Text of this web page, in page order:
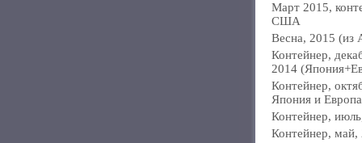
Март 2015,
США
Весна, 2015 (из
Контейнер,
2014
Контейнер,
Япония и
Контейнер,
Контейнер, май,